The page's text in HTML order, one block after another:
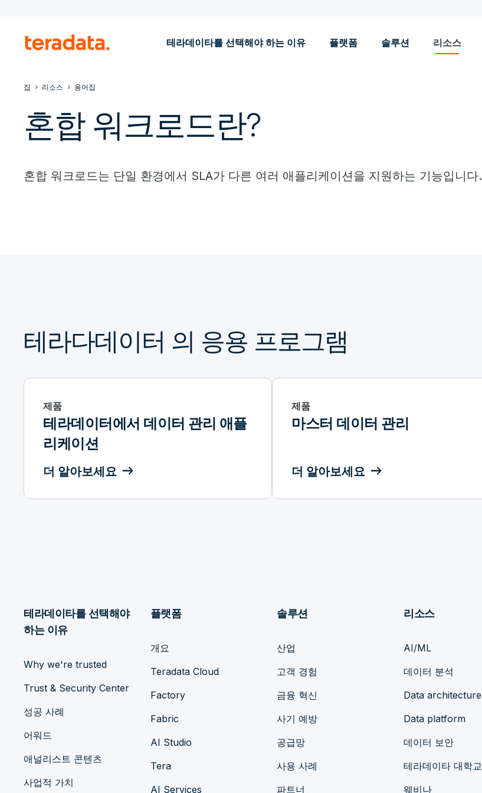
테라데이타를 선택해야 하는 이유 플랫폼 솔루션 리소스
집 리소스 용어집
혼합 워크로드란?
혼합 워크로드는 단일 환경에서 SLA가 다른 여러 애플리케이션을 지원하는 기능입니다.
테라다데이터 의 응용 프로그램
제품
테라데이터에서 데이터 관리 애플
리케이션
더 알아보세요
제품
마스터 데이터 관리
더 알아보세요
테라데이타를 선택해야
하는 이유
Why we're trusted
Trust & Security Center
성공 사례
어워드
애널리스트 콘텐츠
사업적 가치
플랫폼
개요
Teradata Cloud
Factory
Fabric
AI Studio
Tera
AI Services
솔루션
산업
고객 경험
금융 혁신
사기 예방
공급망
사용 사례
파트너
리소스
AI/ML
데이터 분석
Data architecture
Data platform
데이터 보안
테라데이타 대학교
웨비나